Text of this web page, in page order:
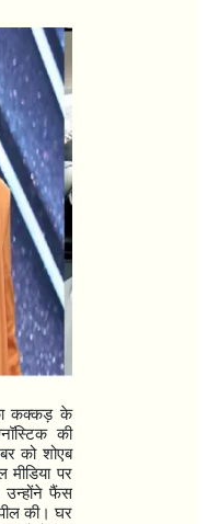
कक्कड़ के
की
को शोएब
मीडिया पर
उन्होंने फैंस
की। घर